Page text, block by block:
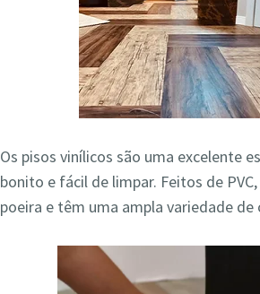
Os pisos vinílicos são uma excelente
bonito e fácil de limpar. Feitos de
poeira e têm uma ampla variedade de